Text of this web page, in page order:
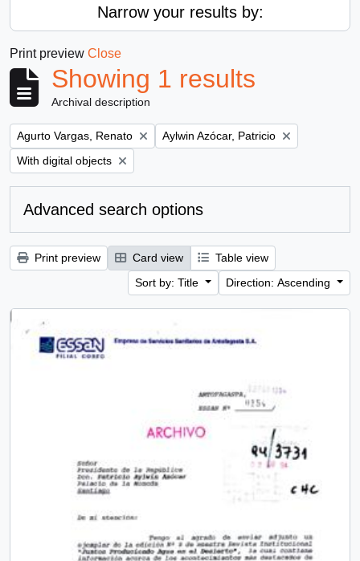
Narrow your results by:
Print preview Close
Showing 1 results
Archival description
Remove filter:
Agurto Vargas, Renato Remove filter:
Aylwin Azócar, Patricio
Remove filter:
With digital objects
Advanced search options
Print preview Card view
Table view
Sort by: Title
Direction: Ascending